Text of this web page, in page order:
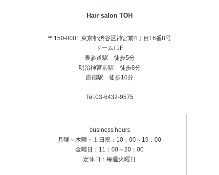
Hair salon TOH
〒150-0001 東京都渋谷区神宮前4丁目16番8号
ドームI 1F
表参道駅 徒歩5分
明治神宮前駅 徒歩8分
原宿駅 徒歩10分
Tel.03-6432-9575
business hours
月曜～木曜・土日祝：10：00～19：00
金曜日：11：00～20：00
定休日：毎週火曜日